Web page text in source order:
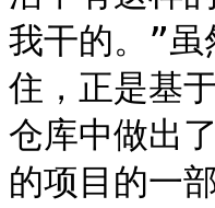
我干的。”
住，正是基
仓库中做出
的项目的一